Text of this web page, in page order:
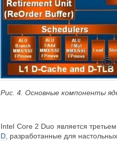
Рис. 4. Основные компоненты
Intel Core 2 Duo является
D , разработанные для